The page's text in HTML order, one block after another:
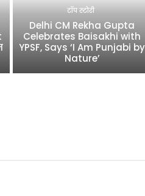
टॉप स्टोरी
Delhi CM Rekha Gupta
Celebrates Baisakhi with
YPSF, Says ‘I Am Punjabi by
Nature’